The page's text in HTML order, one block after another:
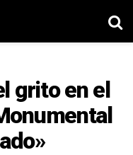
grito en el